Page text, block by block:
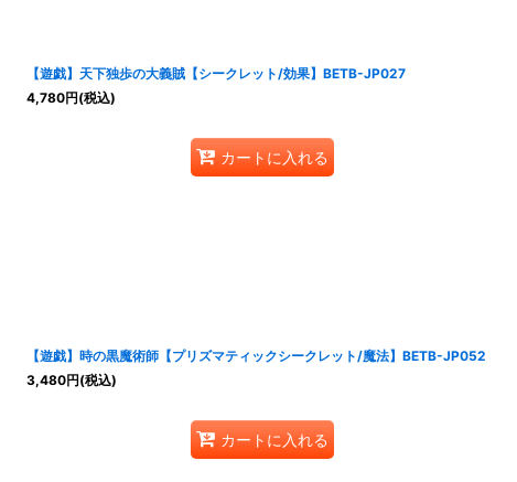
【遊戯】天下独歩の大義賊【シークレット/効果】BETB-JP027
4,780円(税込)
カートに入れる
【遊戯】時の黒魔術師【プリズマティックシークレット/魔法】BETB-JP052
3,480円(税込)
カートに入れる